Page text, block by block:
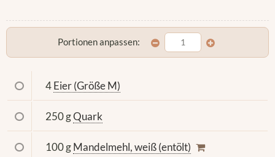
Portionen anpassen:
4Eier (Größe M)
250 gQuark
100 gMandelmehl, weiß (entölt)